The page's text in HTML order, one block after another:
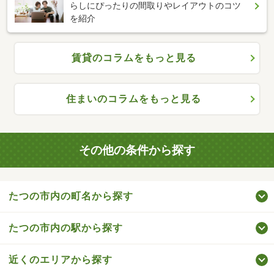
らしにぴったりの間取りやレイアウトのコツ
を紹介
賃貸のコラムをもっと見る
住まいのコラムをもっと見る
その他の条件から探す
たつの市内の町名から探す
たつの市内の駅から探す
近くのエリアから探す